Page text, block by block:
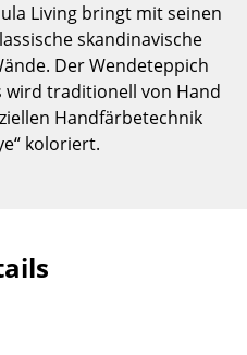
Living bringt mit seinen
skandinavische
Der Wendeteppich
wird traditionell von Hand
Handfärbetechnik
koloriert.